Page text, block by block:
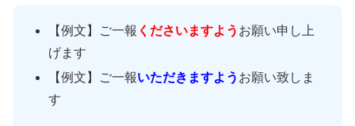
【例文】ご一報 くださいますよう お願い申し上
げます
【例文】ご一報いただきますよう お願い致しま
す